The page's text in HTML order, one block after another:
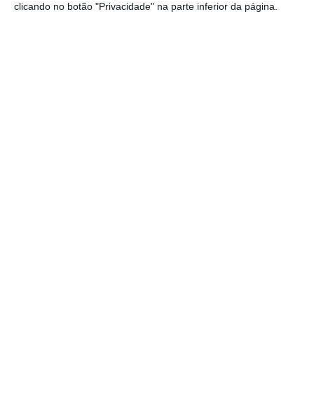
clicando no botão "Privacidade" na parte inferior da página.